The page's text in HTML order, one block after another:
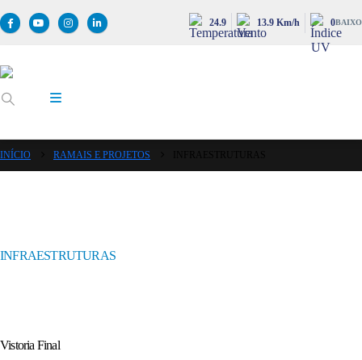
24.9 13.9 Km/h 0BAIXO
INÍCIO RAMAIS E PROJETOS
INFRAESTRUTURAS
Vistoria Final